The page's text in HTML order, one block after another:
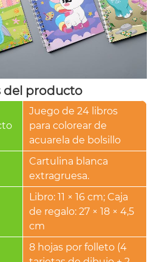
del producto
Juego de 24 libros
para colorear de
acuarela de bolsillo
Cartulina blanca
extragruesa.
Libro: 11 × 16 cm; Caja
de regalo: 27 × 18 × 4,5
cm
8 hojas por folleto (4